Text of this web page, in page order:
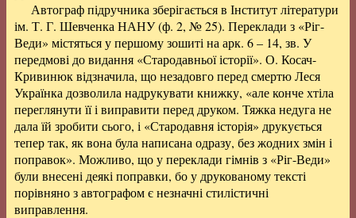
Автограф підручника зберігається в Інститут літератури
ім. Т. Г. Шевченка НАНУ (ф. 2, № 25). Переклади з «Ріг-
Веди» містяться у першому зошиті на арк. 6 – 14, зв. У
передмові до видання «Стародавньої історії». О. Косач-
Кривинюк відзначила, що незадовго перед смертю Леся
Українка дозволила надрукувати книжку, «але конче хтіла
переглянути її і виправити перед друком. Тяжка недуга не
дала їй зробити сього, і «Стародавня історія» друкується
тепер так, як вона була написана одразу, без жодних змін і
поправок». Можливо, що у переклади гімнів з «Ріг-Веди»
були внесені деякі поправки, бо у друкованому тексті
порівняно з автографом є незначні стилістичні
виправлення.